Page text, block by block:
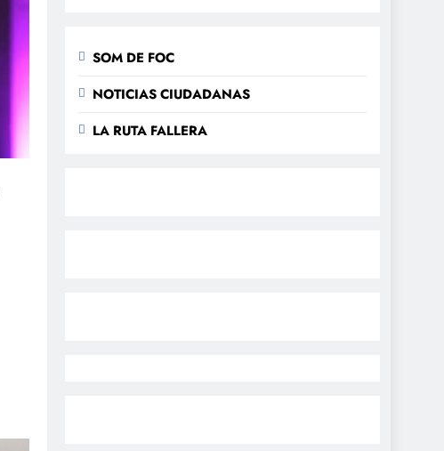
SOM DE FOC
NOTICIAS CIUDADANAS
LA RUTA FALLERA